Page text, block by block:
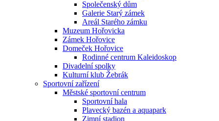
Společenský dům
Galerie Starý zámek
Areál Starého zámku
Muzeum Hořovicka
Zámek Hořovice
Domeček Hořovice
Rodinné centrum Kaleidoskop
Divadelní spolky
Kulturní klub Žebrák
Sportovní zařízení
Městské sportovní centrum
Sportovní hala
Plavecký bazén a aquapark
Zimní stadion